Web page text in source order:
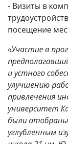
- Визиты в
посещение
«Участие в
и устного
улучшению
привлечения
университет
были
углубленным